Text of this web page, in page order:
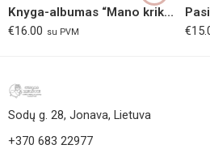
Knyga-albumas “Mano krikštynos”
€16.00 su PVM €
Sodų g. 28, Jonava, Lietuva
+370 683 22977